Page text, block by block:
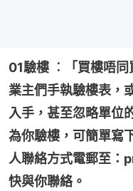
01驗樓 ︰「買樓唔同
業主們手執驗樓表，
入手，甚至忽略單位
為你驗樓，可簡單寫
人聯絡方式電郵至
快與你聯絡。